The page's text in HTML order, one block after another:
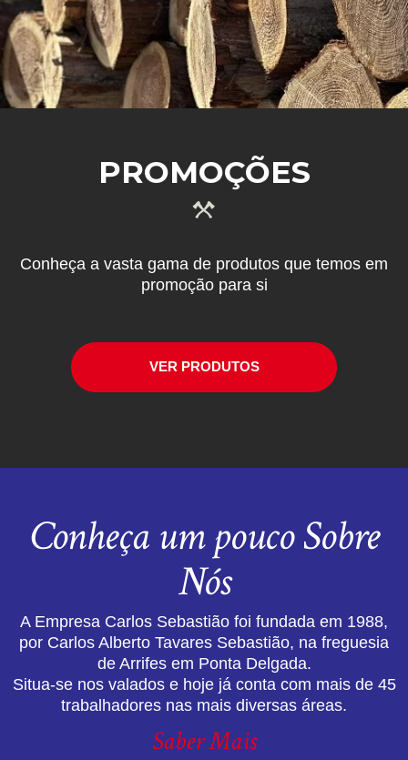
PROMOÇÕES
Conheça a vasta gama de produtos que temos em
promoção para si
VER PRODUTOS
Conheça um pouco Sobre
Nós
A Empresa Carlos Sebastião foi fundada em 1988,
por Carlos Alberto Tavares Sebastião, na freguesia
de Arrifes em Ponta Delgada.
Situa-se nos valados e hoje já conta com mais de 45
trabalhadores nas mais diversas áreas.
Saber Mais